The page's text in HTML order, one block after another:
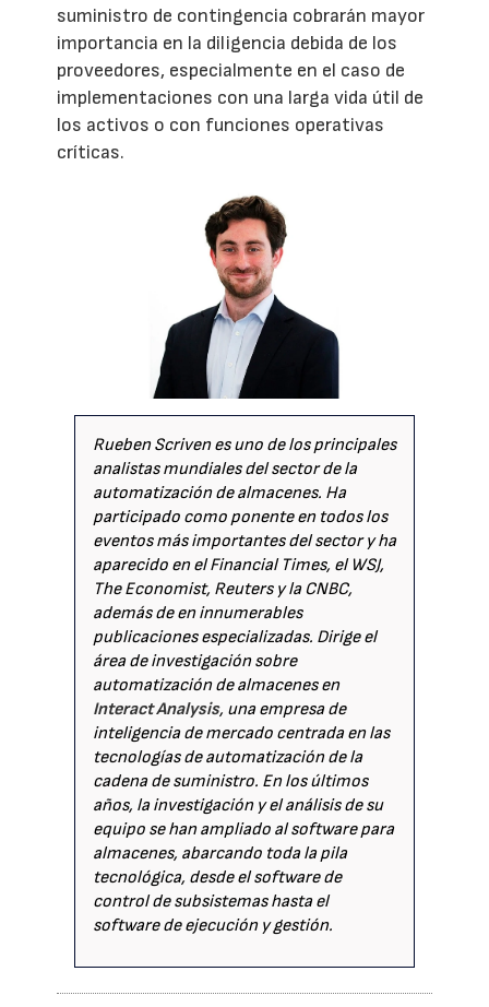
suministro de contingencia cobrarán mayor
importancia en la diligencia debida de los
proveedores, especialmente en el caso de
implementaciones con una larga vida útil de
los activos o con funciones operativas
críticas.
Rueben Scriven es uno de los principales
analistas mundiales del sector de la
automatización de almacenes. Ha
participado como ponente en todos los
eventos más importantes del sector y ha
aparecido en el Financial Times, el WSJ,
The Economist, Reuters y la CNBC,
además de en innumerables
publicaciones especializadas. Dirige el
área de investigación sobre
automatización de almacenes en
Interact Analysis, una empresa de
inteligencia de mercado centrada en las
tecnologías de automatización de la
cadena de suministro. En los últimos
años, la investigación y el análisis de su
equipo se han ampliado al software para
almacenes, abarcando toda la pila
tecnológica, desde el software de
control de subsistemas hasta el
software de ejecución y gestión.